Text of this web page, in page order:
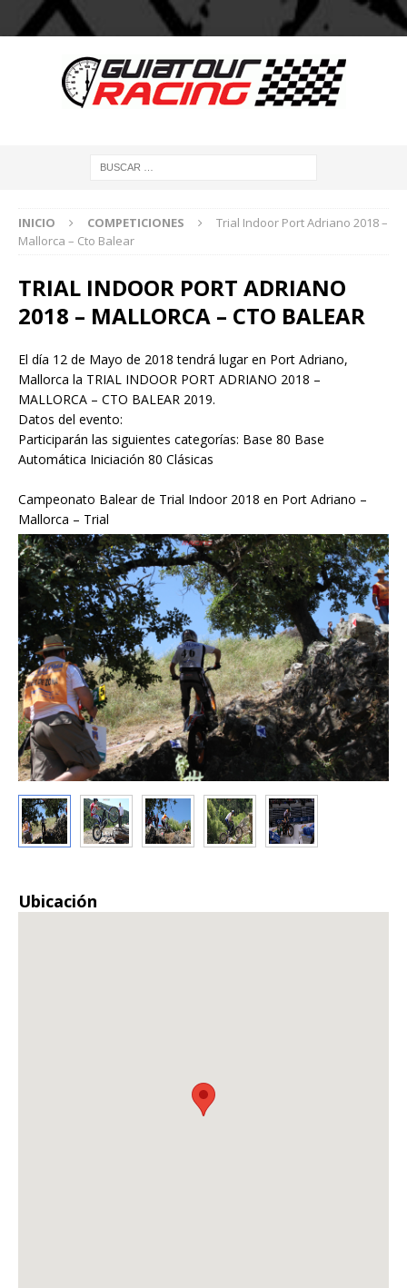
INICIO COMPETICIONES
Trial Indoor Port Adriano 2018 –
Mallorca – Cto Balear
TRIAL INDOOR PORT ADRIANO
2018 – MALLORCA – CTO BALEAR
El día 12 de Mayo de 2018 tendrá lugar en Port Adriano,
Mallorca la TRIAL INDOOR PORT ADRIANO 2018 –
MALLORCA – CTO BALEAR 2019.
Datos del evento:
Participarán las siguientes categorías: Base 80 Base
Automática Iniciación 80 Clásicas
Campeonato Balear de Trial Indoor 2018 en Port Adriano –
Mallorca – Trial
Ubicación